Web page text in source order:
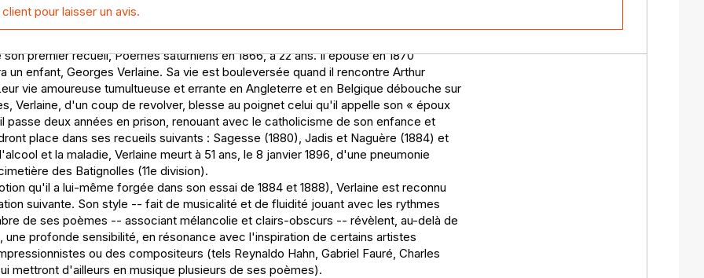
Verlaine, publié pour la première fois en 1884. Ce recueil se
la nostalgie, l'amour, la nature, et la spiritualité, tout en mettant
l'oeuvre de Verlaine. À travers des vers libres et des formes
les rythmes pour créer une atmosphère unique, souvent
divisé en plusieurs sections, chacune offrant une
souvenirs. "Jadis et naguère" est souvent considéré comme
artistique, où l'influence du symbolisme se fait sentir. Ce
permettant au lecteur de s'immerger dans l'univers poétique
poètes les plus emblématiques de la littérature française du
une carrière littéraire marquée par une vie tumultueuse et
symboliste, bien qu'il ait également été influencé par le
musicalité et un usage innovant de la langue française,
poète français né à Metz (Moselle) le 30 mars 18444 et mort à Paris le 8 janvier
premier recueil, Poèmes saturniens en 1866, à 22 ans. Il épouse en 1870
un enfant, Georges Verlaine. Sa vie est bouleversée quand il rencontre Arthur
vie amoureuse tumultueuse et errante en Angleterre et en Belgique débouche sur
Verlaine, d'un coup de revolver, blesse au poignet celui qu'il appelle son « époux
passe deux années en prison, renouant avec le catholicisme de son enfance et
place dans ses recueils suivants : Sagesse (1880), Jadis et Naguère (1884) et
et la maladie, Verlaine meurt à 51 ans, le 8 janvier 1896, d'une pneumonie
des Batignolles (11e division).
qu'il a lui-même forgée dans son essai de 1884 et 1888), Verlaine est reconnu
suivante. Son style -- fait de musicalité et de fluidité jouant avec les rythmes
de ses poèmes -- associant mélancolie et clairs-obscurs -- révèlent, au-delà de
profonde sensibilité, en résonance avec l'inspiration de certains artistes
ou des compositeurs (tels Reynaldo Hahn, Gabriel Fauré, Charles
mettront d'ailleurs en musique plusieurs de ses poèmes).
pour laisser un avis.